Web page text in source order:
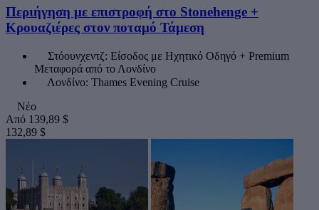
Περιήγηση με επιστροφή στο Stonehenge +
Κρουαζιέρες στον ποταμό Τάμεση
Στόουνχεντζ: Είσοδος με Ηχητικό Οδηγό + Premium
Μεταφορά από το Λονδίνο
Λονδίνο: Thames Evening Cruise
Νέο
Από 139,89 $
132,89 $